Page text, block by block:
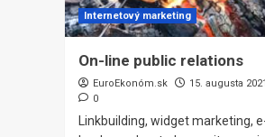
Internetový marketing
On-line public relations
EuroEkonóm.sk
15. augusta 2021
0
Linkbuilding, widget marketing,